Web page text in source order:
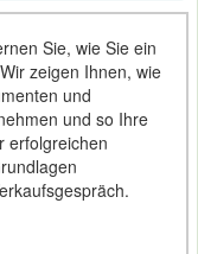
Sie, wie Sie ein
zeigen Ihnen, wie
und
und so Ihre
erfolgreichen